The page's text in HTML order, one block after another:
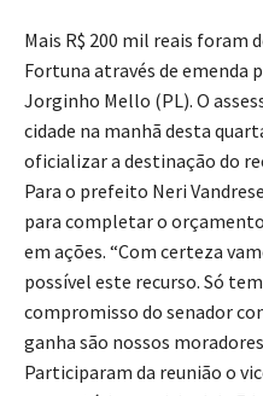
Mais R$ 200 mil reais foram
Fortuna através de emenda
Jorginho Mello (PL). O
cidade na manhã desta
oficializar a destinação do
Para o prefeito Neri
para completar o
em ações. “Com certeza
possível este recurso. Só
compromisso do senador
ganha são nossos
Participaram da reunião o